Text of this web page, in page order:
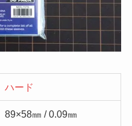
ハード
89×58㎜ / 0.09㎜